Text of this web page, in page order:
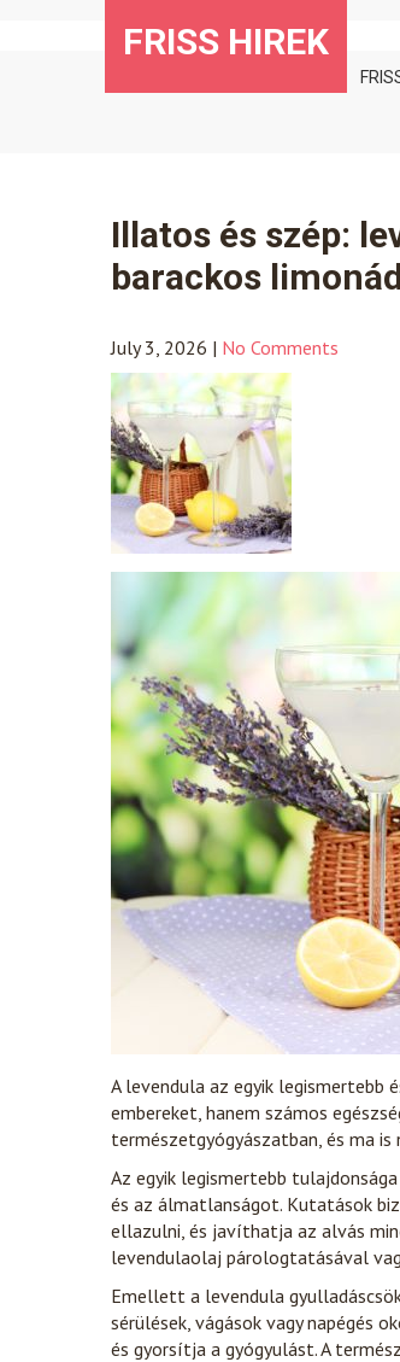
FRISS HIREK
Illatos és szép:
barackos
July 3, 2026 | No Comments
A levendula az egyik legismertebb
embereket, hanem számos
természetgyógyászatban, és ma
Az egyik legismertebb
és az álmatlanságot. Kutatások
ellazulni, és javíthatja az alvás
levendulaolaj párologtatásával
Emellett a levendula
sérülések, vágások vagy napégés
és gyorsítja a gyógyulást. A